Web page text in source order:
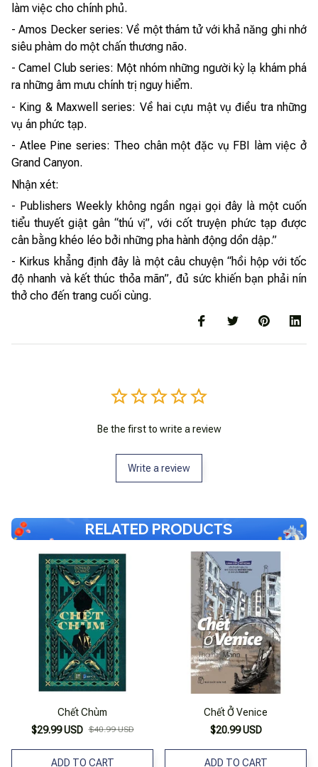
làm việc cho chính phủ.
- Amos Decker series: Về một thám tử với khả năng ghi nhớ
siêu phàm do một chấn thương não.
- Camel Club series: Một nhóm những người kỳ lạ khám phá
ra những âm mưu chính trị nguy hiểm.
- King & Maxwell series: Về hai cựu mật vụ điều tra những
vụ án phức tạp.
- Atlee Pine series: Theo chân một đặc vụ FBI làm việc ở
Grand Canyon.
Nhận xét:
- Publishers Weekly không ngần ngại gọi đây là một cuốn
tiểu thuyết giật gân “thú vị”, với cốt truyện phức tạp được
cân bằng khéo léo bởi những pha hành động dồn dập.”
- Kirkus khẳng định đây là một câu chuyện “hồi hộp với tốc
độ nhanh và kết thúc thỏa mãn”, đủ sức khiến bạn phải nín
thở cho đến trang cuối cùng.
Be the first to write a review
Write a review
RELATED PRODUCTS
Chết Chùm
$29.99 USD $40.99 USD
ADD TO CART
Chết Ở Venice
$20.99 USD
ADD TO CART